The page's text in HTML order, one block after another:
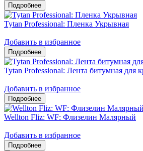
Tytan Professional: Пленка Укрывная
Добавить в избранное
Tytan Professional: Лента битумная для
Добавить в избранное
Wellton Fliz: WF: Флизелин Малярный
Добавить в избранное